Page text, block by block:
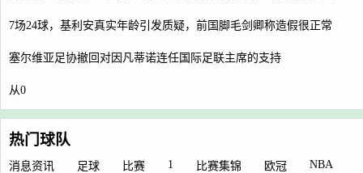
7场24球，基利安真实年龄引发质疑，前国脚毛剑卿称造假很正常
塞尔维亚足协撤回对因凡蒂诺连任国际足联主席的支持
从0
热门球队
消息资讯 足球 比赛 1 比赛集锦 欧冠 NBA